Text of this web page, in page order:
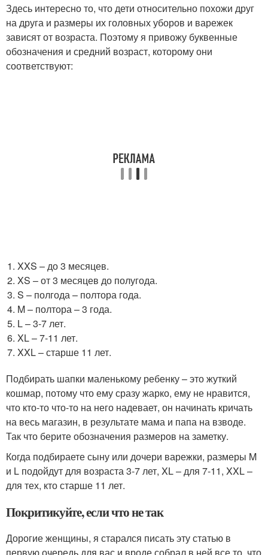
Здесь интересно то, что дети относительно похожи друг
на друга и размеры их головных уборов и варежек
зависят от возраста. Поэтому я привожу буквенные
обозначения и средний возраст, которому они
соответствуют:
XXS – до 3 месяцев.
XS – от 3 месяцев до полугода.
S – полгода – полтора года.
M – полтора – 3 года.
L – 3-7 лет.
XL – 7-11 лет.
XXL – старше 11 лет.
Подбирать шапки маленькому ребенку – это жуткий
кошмар, потому что ему сразу жарко, ему не нравится,
что кто-то что-то на него надевает, он начинать кричать
на весь магазин, в результате мама и папа на взводе.
Так что берите обозначения размеров на заметку.
Когда подбираете сыну или дочери варежки, размеры M
и L подойдут для возраста 3-7 лет, XL – для 7-11, XXL –
для тех, кто старше 11 лет.
Покритикуйте, если что не так
Дорогие женщины, я старался писать эту статью в
первую очередь для вас и вроде собрал в ней все то, что